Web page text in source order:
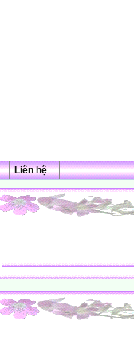
Liên hệ